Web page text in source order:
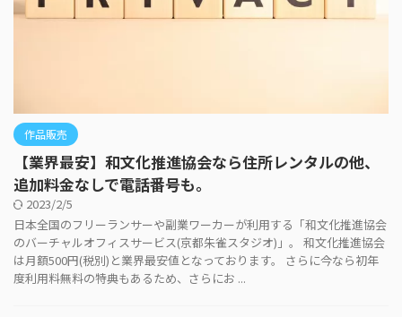
作品販売
【業界最安】和文化推進協会なら住所レンタルの他、
追加料金なしで電話番号も。
2023/2/5
日本全国のフリーランサーや副業ワーカーが利用する「和文化推進協会
のバーチャルオフィスサービス(京都朱雀スタジオ)」。 和文化推進協会
は月額500円(税別)と業界最安値となっております。 さらに今なら初年
度利用料無料の特典もあるため、さらにお ...